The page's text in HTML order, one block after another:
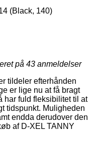
(Black, 140)
på 43 anmeldelser
tildeler efterhånden
er lige nu at få bragt
har fuld fleksibilitet til at
tidspunkt. Muligheden
endda derudover den
af D-XEL TANNY